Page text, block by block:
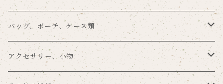
POME×nemunoki
ゆらり本舗×nemunoki
その他の手紙用品
その他のラッピングアイテム
メモパッド
ノート
留め帯あり
留め帯なし
背面保護
プラスチックハードカバー
ミラーケース
スマホリング
タブレットカバー
バッグ、ポーチ、ケース類
バッグ
アクセサリー、小物